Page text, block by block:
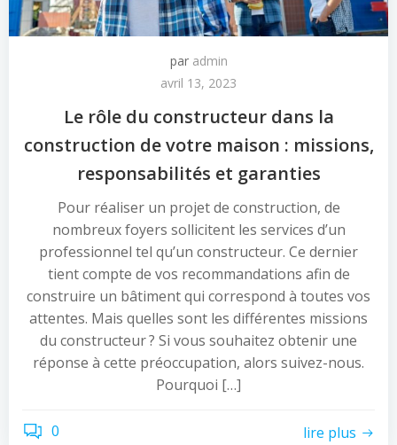
par admin
avril 13, 2023
Le rôle du constructeur dans la
construction de votre maison : missions,
responsabilités et garanties
Pour réaliser un projet de construction, de
nombreux foyers sollicitent les services d’un
professionnel tel qu’un constructeur. Ce dernier
tient compte de vos recommandations afin de
construire un bâtiment qui correspond à toutes vos
attentes. Mais quelles sont les différentes missions
du constructeur ? Si vous souhaitez obtenir une
réponse à cette préoccupation, alors suivez-nous.
Pourquoi […]
0 lire plus